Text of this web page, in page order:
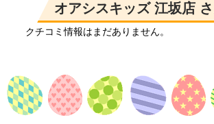
オアシスキッズ 江坂店
クチコミ情報はまだありません。